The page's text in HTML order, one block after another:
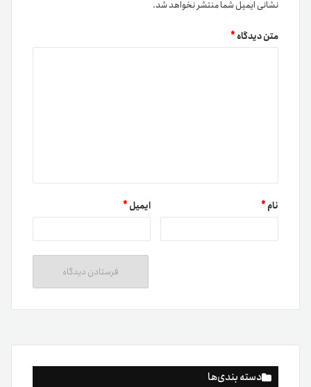
دسته بندی‌ها
نشانی ایمیل شما منتشر نخواهد شد.
متن دیدگاه*
نام* ایمیل*